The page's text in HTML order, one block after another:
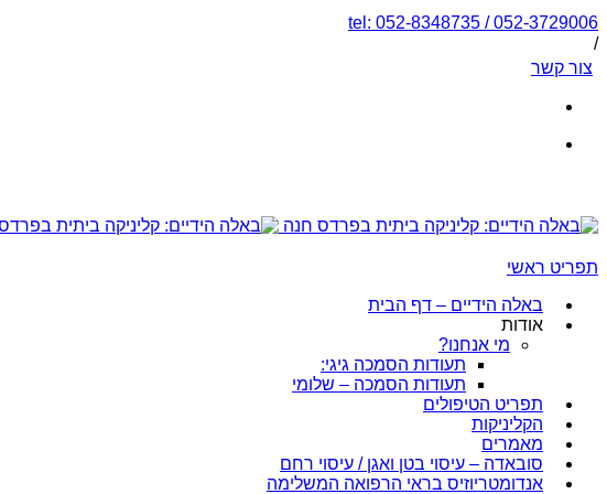
tel: 052-8348735 / 052-3729006
/
צור קשר
תפריט ראשי
באלה הידיים – דף הבית
אודות
מי אנחנו?
תעודות הסמכה גיגי:
תעודות הסמכה – שלומי
תפריט הטיפולים
הקליניקות
מאמרים
סובאדה – עיסוי בטן ואגן / עיסוי רחם
אנדומטריוזיס בראי הרפואה המשלימה